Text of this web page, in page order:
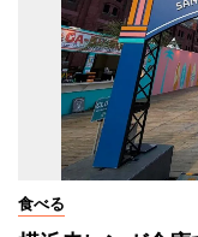
食べる